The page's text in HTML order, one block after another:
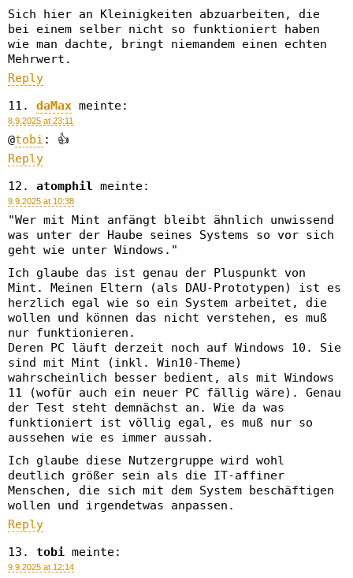
Sich hier an Kleinigkeiten abzuarbeiten, die
bei einem selber nicht so funktioniert haben
wie man dachte, bringt niemandem einen echten
Mehrwert.
Reply
daMax meinte:
8.9.2025 at 23:11
@tobi : 👍
Reply
atomphil meinte:
9.9.2025 at 10:38
"Wer mit Mint anfängt bleibt ähnlich unwissend
was unter der Haube seines Systems so vor sich
geht wie unter Windows."
Ich glaube das ist genau der Pluspunkt von
Mint. Meinen Eltern (als DAU-Prototypen) ist es
herzlich egal wie so ein System arbeitet, die
wollen und können das nicht verstehen, es muß
nur funktionieren.
Deren PC läuft derzeit noch auf Windows 10. Sie
sind mit Mint (inkl. Win10-Theme)
wahrscheinlich besser bedient, als mit Windows
11 (wofür auch ein neuer PC fällig wäre). Genau
der Test steht demnächst an. Wie da was
funktioniert ist völlig egal, es muß nur so
aussehen wie es immer aussah.
Ich glaube diese Nutzergruppe wird wohl
deutlich größer sein als die IT-affiner
Menschen, die sich mit dem System beschäftigen
wollen und irgendetwas anpassen.
Reply
tobi meinte:
9.9.2025 at 12:14